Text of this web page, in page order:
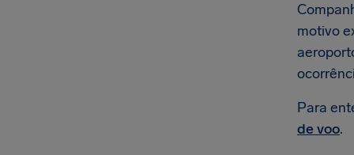
motivo
Para
de voo.